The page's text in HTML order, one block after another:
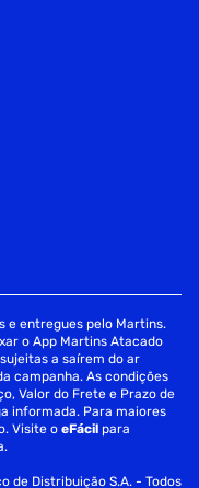
e entregues pelo Martins.
o App Martins Atacado
a saírem do ar
campanha. As condições
Valor do Frete e Prazo de
informada. Para maiores
Visite oeFácil para
de Distribuição S.A. - Todos